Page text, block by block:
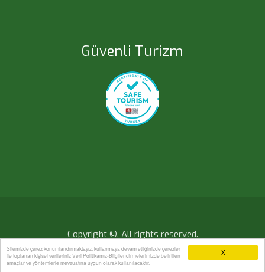
X
Sitemizde çerez konumlandırmaktayız, kullanmaya devam ettiğinizde çerezler
ile toplanan kişisel verileriniz Veri Politikamız-Bilgilendirmelerimizde belirtilen
amaçlar ve yöntemlerle mevzuatına uygun olarak kullanılacaktır.
Güvenli Turizm
Copyright ©. All rights reserved.